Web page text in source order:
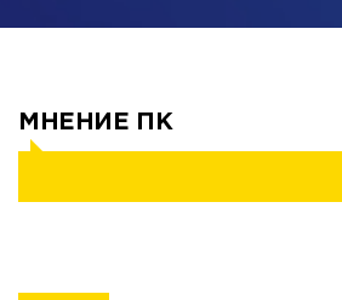
МНЕНИЕ ПК